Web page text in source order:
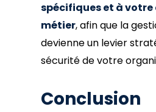
spécifiques et à
métier, afin que la
devienne un levier
sécurité de votre
Conclusion